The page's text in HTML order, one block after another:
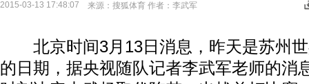
2015-03-13 17:48:07 来源： 搜狐体育 作者：李武军
北京时间3月13日消息，昨天是苏州世
的日期，据央视随队记者李武军老师的消